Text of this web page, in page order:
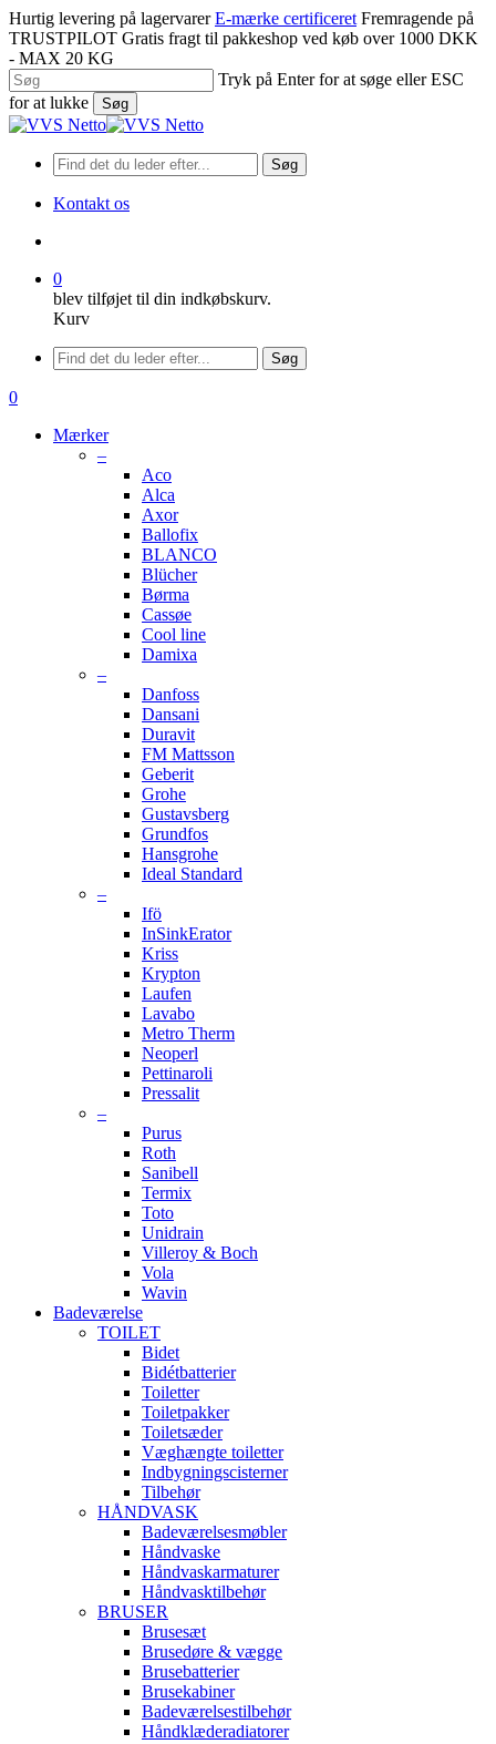
Spring
til
hovedindhold
Hurtig levering på lagervarer E-mærke certificeret Fremragende på
TRUSTPILOT Gratis fragt til pakkeshop ved køb over 1000 DKK
- MAX 20 KG
Tryk på Enter for at søge eller ESC
for at lukke
Søg
Luk
Søg
Kontakt os
0
blev tilføjet til din indkøbskurv.
Kurv
Menu
Søg
søge
0
Mærker
–
Aco
Alca
Axor
Ballofix
BLANCO
Blücher
Børma
Cassøe
Cool line
Damixa
–
Danfoss
Dansani
Duravit
FM Mattsson
Geberit
Grohe
Gustavsberg
Grundfos
Hansgrohe
Ideal Standard
–
Ifö
InSinkErator
Kriss
Krypton
Laufen
Lavabo
Metro Therm
Neoperl
Pettinaroli
Pressalit
–
Purus
Roth
Sanibell
Termix
Toto
Unidrain
Villeroy & Boch
Vola
Wavin
Badeværelse
TOILET
Bidet
Bidétbatterier
Toiletter
Toiletpakker
Toiletsæder
Væghængte toiletter
Indbygningscisterner
Tilbehør
HÅNDVASK
Badeværelsesmøbler
Håndvaske
Håndvaskarmaturer
Håndvasktilbehør
BRUSER
Brusesæt
Brusedøre & vægge
Brusebatterier
Brusekabiner
Badeværelsestilbehør
Håndklæderadiatorer